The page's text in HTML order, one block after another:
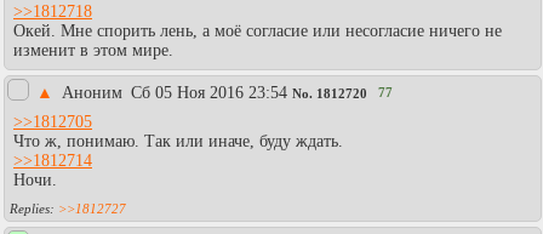
>>1812718
Окей. Мне спорить лень, а моё согласие или несогласие ничего не
изменит в этом мире.
▲ Аноним Сб 05 Ноя 2016 23:54 No. 1812720 77
>>1812705
Что ж, понимаю. Так или иначе, буду ждать.
>>1812714
Ночи.
>>1812727